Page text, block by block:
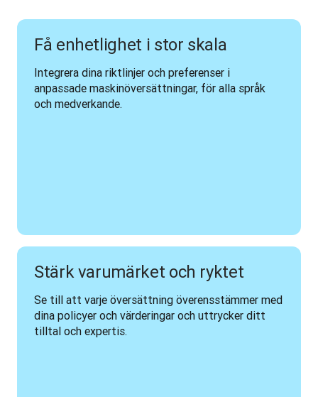
Få enhetlighet i stor skala
Integrera dina riktlinjer och preferenser i
anpassade maskinöversättningar, för alla språk
och medverkande.
Stärk varumärket och ryktet
Se till att varje översättning överensstämmer med
dina policyer och värderingar och uttrycker ditt
tilltal och expertis.